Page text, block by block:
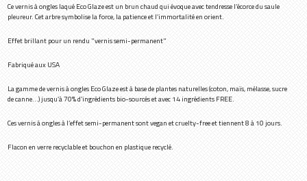
Ce vernis à ongles laqué Eco Glaze est un brun chaud qui évoque avec tendresse l’écorce du saule
pleureur. Cet arbre symbolise la force, la patience et l’immortalité en orient.
Effet brillant pour un rendu "vernis semi-permanent"
Fabriqué aux USA
La gamme de vernis à ongles Eco Glaze est à base de plantes naturelles (coton, maïs, mélasse, sucre
de canne…) jusqu’à 70% d’ingrédients bio-sourcés et avec 14 ingrédients FREE.
Ces vernis à ongles à l’effet semi-permanent sont vegan et cruelty-free et tiennent 8 à 10 jours.
Flacon en verre recyclable et bouchon en plastique recyclé.